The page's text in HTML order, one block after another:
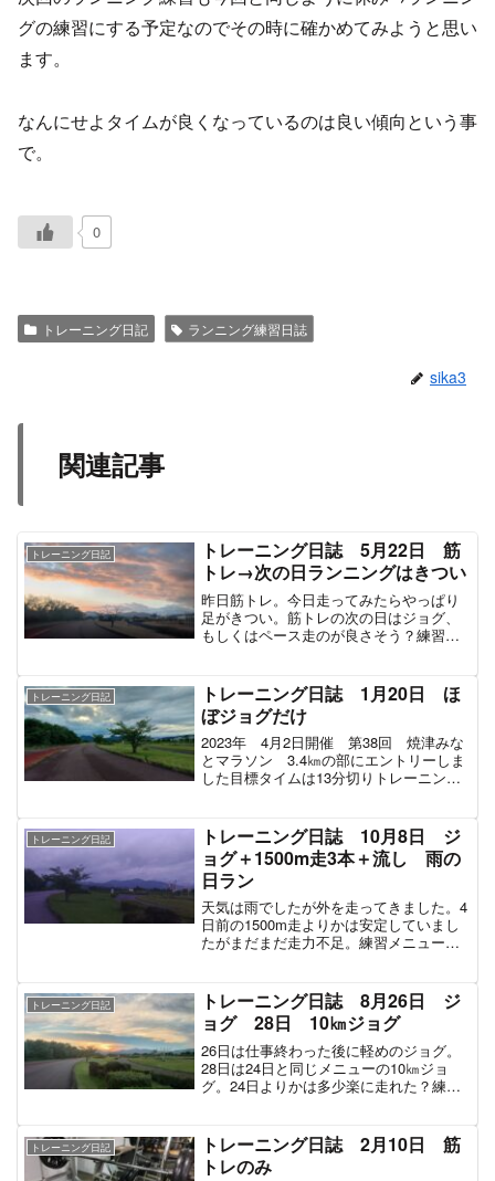
グの練習にする予定なのでその時に確かめてみようと思い
ます。
なんにせよタイムが良くなっているのは良い傾向という事
で。
0
トレーニング日記 ランニング練習日誌
sika3
関連記事
トレーニング日記
トレーニング日誌 5月22日 筋
トレ→次の日ランニングはきつい
昨日筋トレ。今日走ってみたらやっぱり
足がきつい。筋トレの次の日はジョグ、
もしくはペース走のが良さそう？練習メ
ウォークバック 2分ぐらいジョ...
トレーニング日記
トレーニング日誌 1月20日 ほ
ぼジョグだけ
2023年 4月2日開催 第38回 焼津みな
とマラソン 3.4㎞の部にエントリーしま
した目標タイムは13分切りトレーニング
く予定。練習メニュー200mダッシュ
3...
トレーニング日記
トレーニング日誌 10月8日 ジ
ョグ＋1500m走3本＋流し 雨の
日ラン
天気は雨でしたが外を走ってきました。4
日前の1500m走よりかは安定していまし
たがまだまだ走力不足。練習メニュー
ぐらい500m流し 1分51秒ジョグ...
トレーニング日記
トレーニング日誌 8月26日 ジ
ョグ 28日 10㎞ジョグ
26日は仕事終わった後に軽めのジョグ。
28日は24日と同じメニューの10㎞ジョ
グ。24日よりかは多少楽に走れた？練習
拍数 142シューズ アスレシューズハ
イ...
トレーニング日記
トレーニング日誌 2月10日 筋
トレのみ